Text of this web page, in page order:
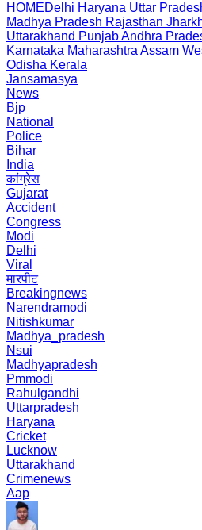
HOMEDelhi Haryana Uttar
Madhya Pradesh Rajasthan
Uttarakhand PunjabAndhra
Karnataka Maharashtra Assam
Odisha Kerala
Jansamasya
News
Bjp
National
Police
Bihar
India
कांग्रेस
Gujarat
Accident
Congress
Modi
Delhi
Viral
मारपीट
Breakingnews
Narendramodi
Nitishkumar
Madhya_pradesh
Nsui
Madhyapradesh
Pmmodi
Rahulgandhi
Uttarpradesh
Haryana
Cricket
Lucknow
Uttarakhand
Crimenews
Aap